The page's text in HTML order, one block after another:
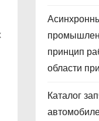
принцип
области
Каталог